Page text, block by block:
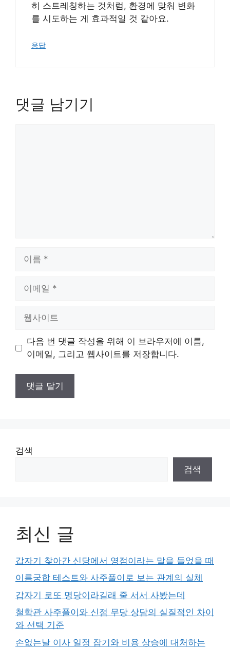
히 스트레칭하는 것처럼, 환경에 맞춰 변화
를 시도하는 게 효과적일 것 같아요.
응답
댓글 남기기
트
다음 번 댓글 작성을 위해 이 브라우저에 이름,
이메일, 그리고 웹사이트를 저장합니다.
검색
검색
최신 글
갑자기 찾아간 신당에서 영점이라는 말을 들었을 때
이름궁합 테스트와 사주풀이로 보는 관계의 실체
갑자기 로또 명당이라길래 줄 서서 사봤는데
철학관 사주풀이와 신점 무당 상담의 실질적인 차이
와 선택 기준
손없는날 이사 일정 잡기와 비용 상승에 대처하는